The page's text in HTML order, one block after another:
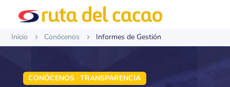
Inicio 5 Conócenos 5 Informes de Gestión
CONÓCENOS · TRANSPARENCIA